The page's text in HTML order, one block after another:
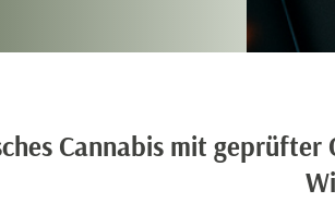
Cannabis mit